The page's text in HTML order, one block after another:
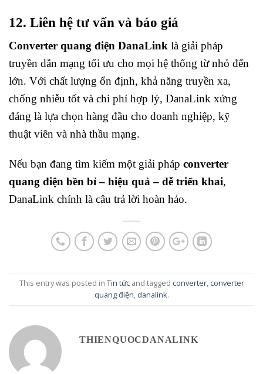
12. Liên hệ tư vấn và báo giá
Converter quang điện DanaLink là giải pháp
truyền dẫn mạng tối ưu cho mọi hệ thống từ nhỏ đến
lớn. Với chất lượng ổn định, khả năng truyền xa,
chống nhiễu tốt và chi phí hợp lý, DanaLink xứng
đáng là lựa chọn hàng đầu cho doanh nghiệp, kỹ
thuật viên và nhà thầu mạng.
Nếu bạn đang tìm kiếm một giải pháp converter
quang điện bền bỉ – hiệu quả – dễ triển khai,
DanaLink chính là câu trả lời hoàn hảo.
This entry was posted in Tin tứcand tagged converter, converter
quang điện, danalink.
THIENQUOCDANALINK